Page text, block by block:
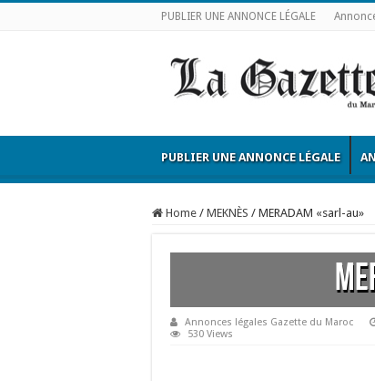
PUBLIER UNE ANNONCE LÉGALE
PUBLIER UNE ANNONCE LÉGALE
Home / MEKNÈS / MERADAM «sarl-au»
Annonces légales Gazette du Maroc
530 Views